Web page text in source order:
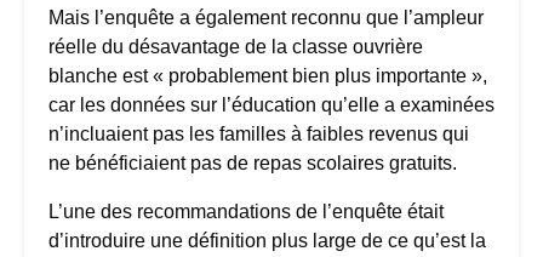
Mais l’enquête a également reconnu que l’ampleur
réelle du désavantage de la classe ouvrière
blanche est « probablement bien plus importante »,
car les données sur l’éducation qu’elle a examinées
n’incluaient pas les familles à faibles revenus qui
ne bénéficiaient pas de repas scolaires gratuits.
L’une des recommandations de l’enquête était
d’introduire une définition plus large de ce qu’est la